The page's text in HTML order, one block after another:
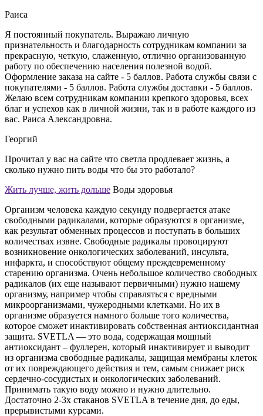
Раиса
Я постоянный покупатель. Выражаю личную
признательность и благодарность сотрудникам компании за
прекрасную, четкую, слаженную, отлично организованную
работу по обеспечению населения полезной водой.
Оформление заказа на сайте - 5 баллов. Работа службы связи с
покупателями - 5 баллов. Работа службы доставки - 5 баллов.
Желаю всем сотрудникам компании крепкого здоровья, всех
благ и успехов как в личной жизни, так и в работе каждого из
вас. Раиса Александровна.
Георгий
Прочитал у вас на сайте что светла продлевает жизнь, а
сколько нужно пить воды что бы это работало?
Жить лучше, жить дольше Воды здоровья
Организм человека каждую секунду подвергается атаке
свободными радикалами, которые образуются в организме,
как результат обменных процессов и поступать в больших
количествах извне. Свободные радикалы провоцируют
возникновение онкологических заболеваний, инсульта,
инфаркта, и способствуют общему преждевременному
старению организма. Очень небольшое количество свободных
радикалов (их еще называют первичными) нужно нашему
организму, например чтобы справляться с вредными
микроорганизмами, чужеродными клетками. Но их в
организме образуется намного больше того количества,
которое сможет инактивировать собственная антиоксидантная
защита. SVETLA — это вода, содержащая мощный
антиоксидант – фуллерен, который инактивирует и выводит
из организма свободные радикалы, защищая мембраны клеток
от их повреждающего действия и тем, самым снижает риск
сердечно-сосудистых и онкологических заболеваний.
Принимать такую воду можно и нужно длительно.
Достаточно 2-3х стаканов SVETLA в течение дня, до еды,
прерывистыми курсами.